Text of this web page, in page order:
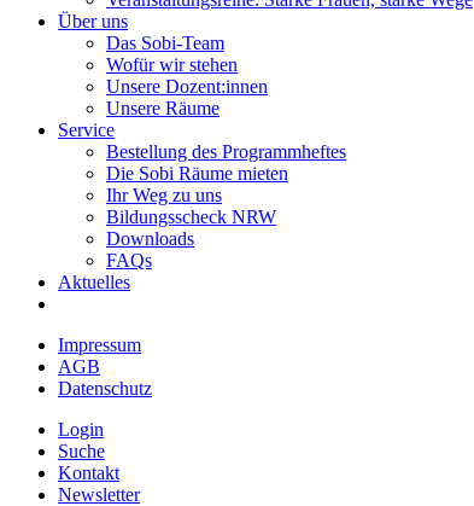
Über uns
Das Sobi-Team
Wofür wir stehen
Unsere Dozent:innen
Unsere Räume
Service
Bestellung des Programmheftes
Die Sobi Räume mieten
Ihr Weg zu uns
Bildungsscheck NRW
Downloads
FAQs
Aktuelles
Impressum
AGB
Datenschutz
Login
Suche
Kontakt
Newsletter